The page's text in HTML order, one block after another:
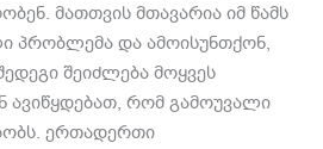
მათთვის მთავარია იმ წამს
პრობლემა და ამოისუნთქონ,
შეიძლება მოყვეს
ავიწყდებათ, რომ გამოუვალი
ერთადერთი